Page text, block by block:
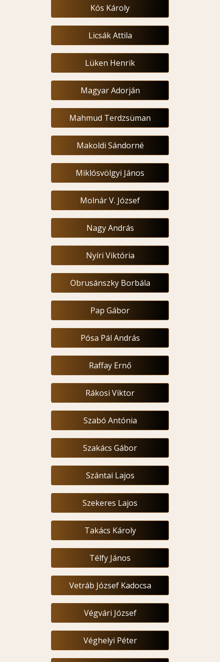
Kós Károly
Licsák Attila
Lüken Henrik
Magyar Adorján
Mahmud Terdzsüman
Makoldi Sándorné
Miklósvölgyi János
Molnár V. József
Nagy András
Nyíri Viktória
Obrusánszky Borbála
Pap Gábor
Pósa Pál András
Raffay Ernő
Rákosi Viktor
Szabó Antónia
Szakács Gábor
Szántai Lajos
Szekeres Lajos
Takács Károly
Télfy János
Vetráb József Kadocsa
Végvári József
Véghelyi Péter